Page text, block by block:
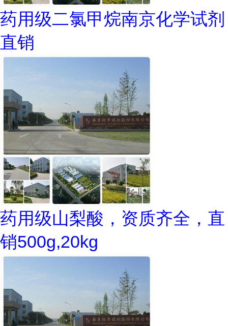
药用级二氯甲烷南京化学试剂
直销
药用级山梨酸，资质齐全，直
销500g,20kg